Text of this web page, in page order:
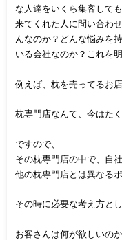
な人達をいくら集客して
来てくれた人に問い合わ
んなのか？どんな悩みを
いる会社なのか？これを
例えば、枕を売ってるお店
枕専門店なんて、今はた
ですので、
その枕専門店の中で、自
他の枕専門店とは異なる
その時に必要な考え方とし
お客さんは何が欲しいの